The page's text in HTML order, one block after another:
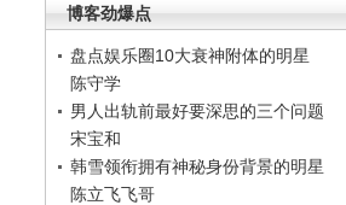
博客劲爆点
盘点娱乐圈10大衰神附体的明星
陈守学
男人出轨前最好要深思的三个问题
宋宝和
韩雪领衔拥有神秘身份背景的明星
陈立飞飞哥